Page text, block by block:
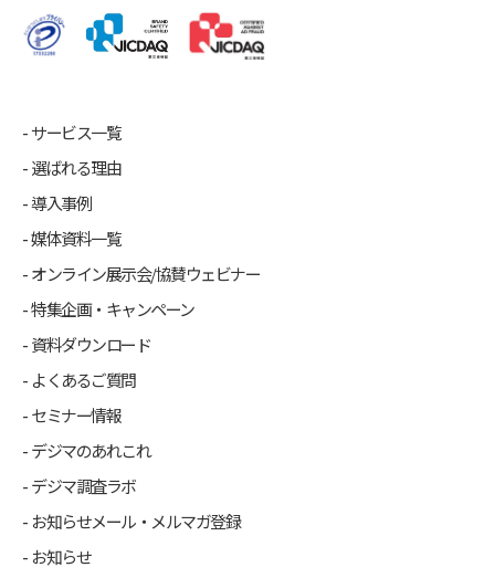
サービス一覧
選ばれる理由
導入事例
媒体資料一覧
オンライン展示会/協賛ウェビナー
特集企画・キャンペーン
資料ダウンロード
よくあるご質問
セミナー情報
デジマのあれこれ
デジマ調査ラボ
お知らせメール・メルマガ登録
お知らせ